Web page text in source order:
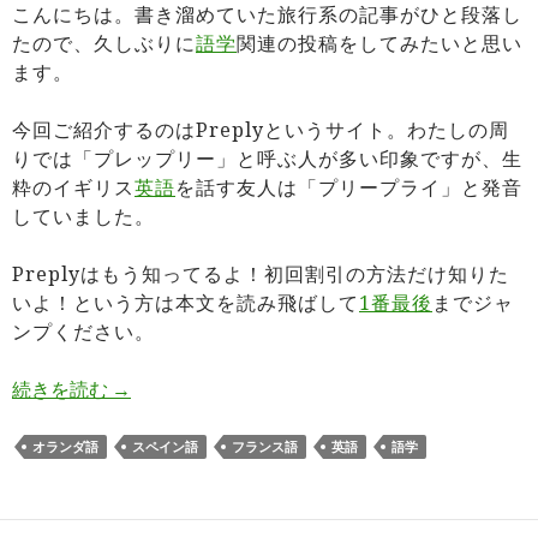
こんにちは。書き溜めていた旅行系の記事がひと段落し
たので、久しぶりに語学関連の投稿をしてみたいと思い
ます。
今回ご紹介するのはPreplyというサイト。わたしの周
りでは「プレップリー」と呼ぶ人が多い印象ですが、生
粋のイギリス英語を話す友人は「プリープライ」と発音
していました。
Preplyはもう知ってるよ！初回割引の方法だけ知りた
いよ！という方は本文を読み飛ばして1番最後 までジャ
ンプください。
続きを読む 【初回70%割引】Preply（オンライン語学学習サ
→
オランダ語 スペイン語 フランス語 英語 語学